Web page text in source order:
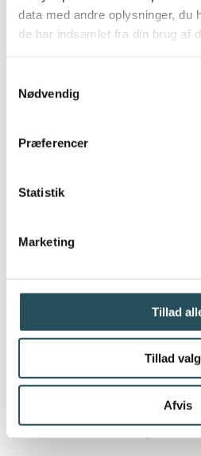
data med andre oplysninger, du
de har indsamlet fra din brug af
Nødvendig
Præferencer
Statistik
Marketing
Tillad
Tillad
Afvis
Hansen. Arlas
mælkekasser vil køre i
ET GODT FORMÅL
mælkekasse til Arla
unge i sunde og
Arla Fonden blev
kroner til fondens
måltider og
Fonden arrangerer for
Læs mere på Arla